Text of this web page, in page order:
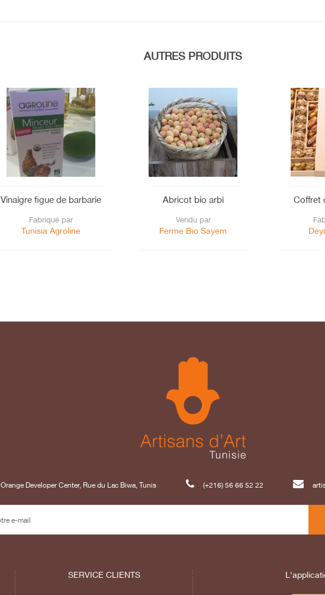
AUTRES PRODUITS
Vinaigre figue de barbarie
Fabriqué par
Tunisia Agroline
Abricot bio arbi
Vendu par
Ferme Bio Sayem
Coffret
Orange Developer Center, Rue du Lac Biwa, Tunis (+216) 56 66 52 22
SERVICE CLIENTS